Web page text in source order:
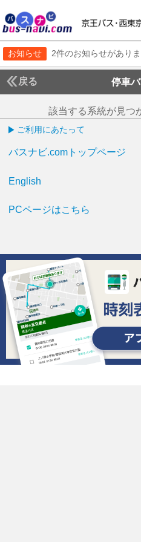
お知らせ 2件のお知らせがあり
戻る 停車
該当する系統が見つ
ご利用にあたって
バスナビ.comトップページ
English
PCページはこちら